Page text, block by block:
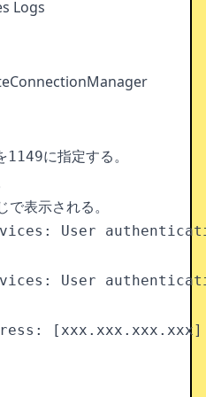
Logs
1149に指定する。
表示される。
User
User